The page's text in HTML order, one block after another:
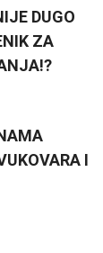
DUGO
ZA
I